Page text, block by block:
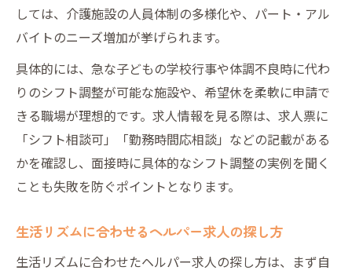
しては、介護施設の人員体制の多様化や、パート・アル
バイトのニーズ増加が挙げられます。
具体的には、急な子どもの学校行事や体調不良時に代わ
りのシフト調整が可能な施設や、希望休を柔軟に申請で
きる職場が理想的です。求人情報を見る際は、求人票に
「シフト相談可」「勤務時間応相談」などの記載がある
かを確認し、面接時に具体的なシフト調整の実例を聞く
ことも失敗を防ぐポイントとなります。
生活リズムに合わせるヘルパー求人の探し方
生活リズムに合わせたヘルパー求人の探し方は、まず自